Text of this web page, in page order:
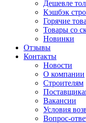
Дешевле
Кэшбэк
Горячие
Товары со
Новинки
Отзывы
Контакты
Новости
О компании
Строителям
Вакансии
Условия
Вопрос-